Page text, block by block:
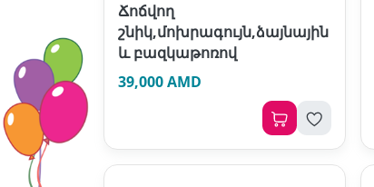
Ճոճվող
շնիկ,մոխրագույն,ձայնային
և բազկաթոռով
39,000 AMD